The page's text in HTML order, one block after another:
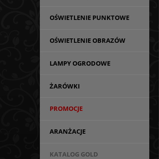
OŚWIETLENIE PUNKTOWE
OŚWIETLENIE OBRAZÓW
LAMPY OGRODOWE
ŻARÓWKI
PROMOCJE
ARANŻACJE
KATALOG GOLD